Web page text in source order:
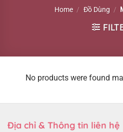
Home / Đồ Dùng /
No products were found
Địa chỉ & Thông tin liên hệ